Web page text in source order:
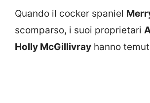
Quando il cocker spaniel
scomparso, i suoi proprietari
Holly McGillivray hanno